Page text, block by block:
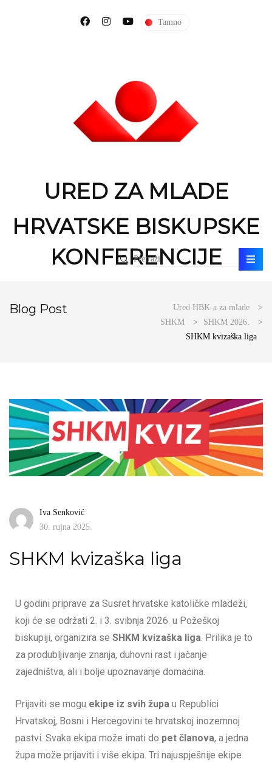
Tamno
URED ZA MLADE
HRVATSKE BISKUPSKE
KONFERENCIJE
Blog Post Ured HBK-a za mlade
>
SHKM
> SHKM 2026.
>
SHKM kvizaška liga
Iva Senković
30. rujna 2025.
SHKM kvizaška liga
U godini priprave za Susret hrvatske katoličke mladeži,
koji će se održati 2. i 3. svibnja 2026. u Požeškoj
biskupiji, organizira se SHKM kvizaška liga. Prilika je to
za produbljivanje znanja, duhovni rast i jačanje
zajedništva, ali i bolje upoznavanje domaćina.
Prijaviti se mogu ekipe iz svih župa u Republici
Hrvatskoj, Bosni i Hercegovini te hrvatskoj inozemnoj
pastvi. Svaka ekipa može imati do pet članova, a jedna
župa može prijaviti i više ekipa. Tri najuspješnije ekipe